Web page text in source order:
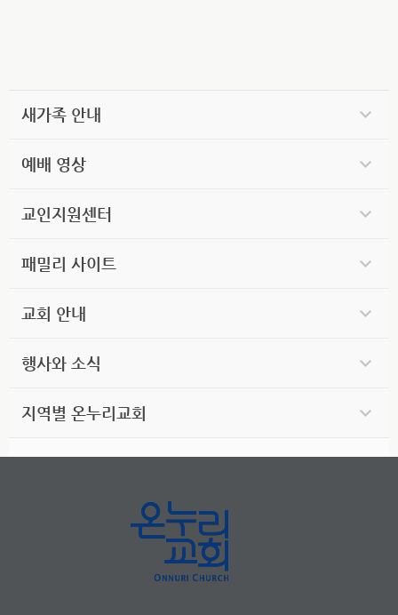
새가족 안내
예배 영상
교인지원센터
패밀리 사이트
교회 안내
행사와 소식
지역별 온누리교회